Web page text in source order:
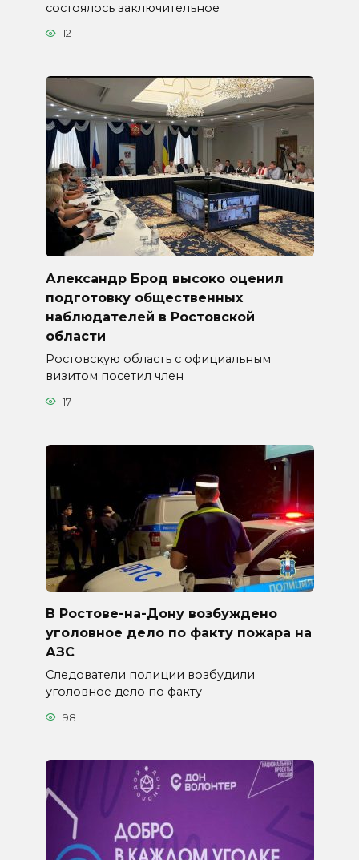
состоялось заключительное
12
Александр Брод высоко оценил
подготовку общественных
наблюдателей в Ростовской
области
Ростовскую область с официальным
визитом посетил член
17
В Ростове-на-Дону возбуждено
уголовное дело по факту пожара на
АЗС
Следователи полиции возбудили
уголовное дело по факту
98